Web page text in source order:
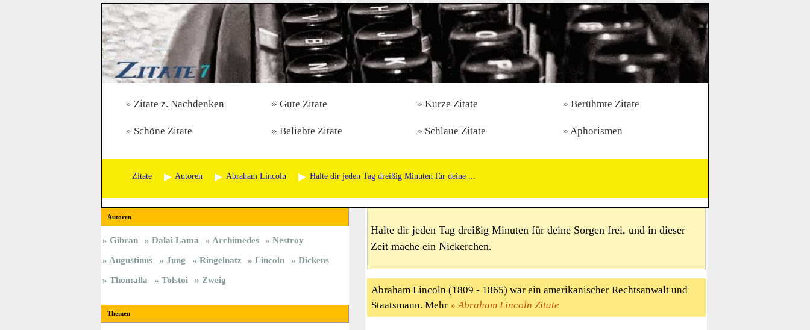
Zitate z. Nachdenken Gute Zitate Kurze Zitate Berühmte Zitate
Schöne Zitate Beliebte Zitate Schlaue Zitate Aphorismen
Zitate Autoren Abraham Lincoln Halte dir jeden Tag dreißig Minuten für deine ...
Halte dir jeden Tag dreißig Minuten für deine Sorgen frei, und in dieser
Zeit mache ein Nickerchen.
Abraham Lincoln (1809 - 1865) war ein amerikanischer Rechtsanwalt und
Staatsmann. Mehr
Abraham Lincoln Zitate
Autoren
Gibran Dalai Lama Archimedes
Nestroy
Augustinus
Jung Ringelnatz Lincoln
Dickens
Thomalla
Tolstoi Zweig
Themen